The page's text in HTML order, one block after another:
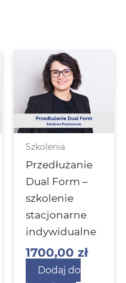
Szkolenia
Przedłużanie
Dual Form –
szkolenie
stacjonarne
indywidualne
1700,00 zł
Dodaj do